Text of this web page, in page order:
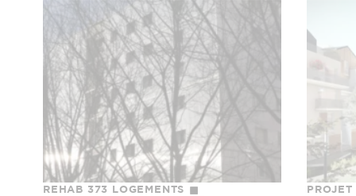
REHAB 373 LOGEMENTS